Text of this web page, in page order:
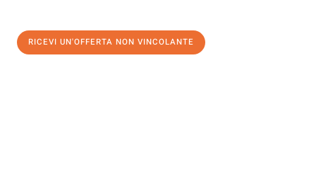
RICEVI UN'OFFERTA NON VINCOLANTE